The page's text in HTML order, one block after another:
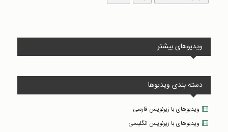
ویدیوهای بیشتر
دسته بندی ویدیوها
ویدیوهای با زیرنویس فارسی
ویدیوهای با زیرنویس انگلیسی